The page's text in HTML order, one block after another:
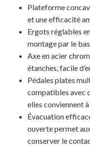
Plateforme
et une efficacité
Ergots réglables
montage par le bas
Axe en acier
étanches, facile
Pédales plates
compatibles avec
elles conviennent
Évacuation
ouverte permet
conserver le